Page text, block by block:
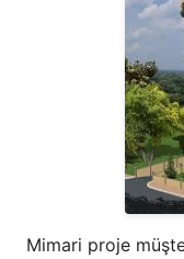
Mimari proje